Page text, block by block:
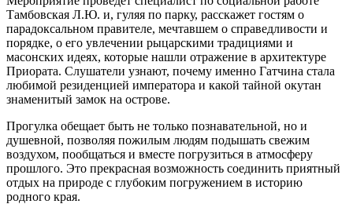
Тамбовская Л.Ю. и, гуляя по парку, расскажет гостям о
парадоксальном правителе, мечтавшем о справедливости и
порядке, о его увлечении рыцарскими традициями и
масонских идеях, которые нашли отражение в архитектуре
Приората. Слушатели узнают, почему именно Гатчина стала
любимой резиденцией императора и какой тайной окутан
знаменитый замок на острове.
Прогулка обещает быть не только познавательной, но и
душевной, позволяя пожилым людям подышать свежим
воздухом, пообщаться и вместе погрузиться в атмосферу
прошлого. Это прекрасная возможность соединить приятный
отдых на природе с глубоким погружением в историю
родного края.